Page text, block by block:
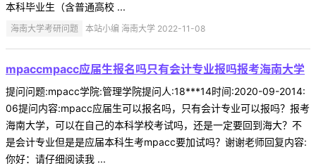
本科毕业生（含普通高校 ...
海南大学考研问题 本站小编 海南大学 2022-11-08
mpaccmpacc应届生报名吗只有会计专业报吗报考海南大学
提问问题:mpacc学院:管理学院提问人:18***14时间:2020-09-2014:
06提问内容:mpacc应届生可以报名吗，只有会计专业可以报吗？报考
海南大学，可以在自己的本科学校考试吗，还是一定要回到海大？不
是会计专业但是是应届本科生考mpacc要加试吗？谢谢老师回复内容:
你好：请仔细阅读我 ...